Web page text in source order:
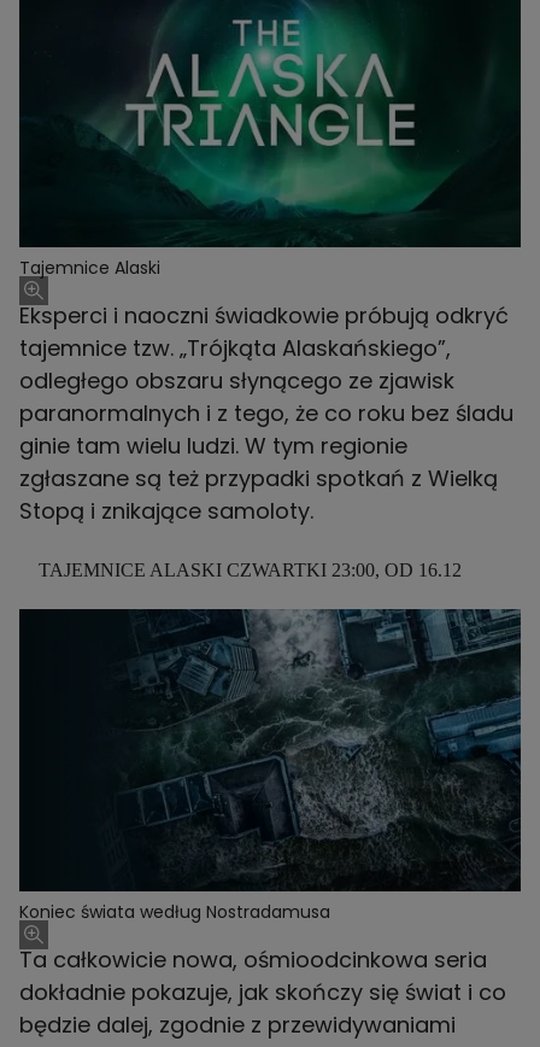
Tajemnice Alaski
Eksperci i naoczni świadkowie próbują odkryć
tajemnice tzw. „Trójkąta Alaskańskiego”,
odległego obszaru słynącego ze zjawisk
paranormalnych i z tego, że co roku bez śladu
ginie tam wielu ludzi. W tym regionie
zgłaszane są też przypadki spotkań z Wielką
Stopą i znikające samoloty.
TAJEMNICE ALASKI CZWARTKI 23:00, OD 16.12
Koniec świata według Nostradamusa
Ta całkowicie nowa, ośmioodcinkowa seria
dokładnie pokazuje, jak skończy się świat i co
będzie dalej, zgodnie z przewidywaniami